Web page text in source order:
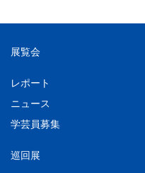
展覧会
レポート
ニュース
学芸員募集
巡回展